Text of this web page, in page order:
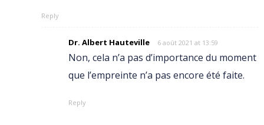
Reply
Dr. Albert Hauteville 6 août 2021 at 13:59
Non, cela n’a pas d’importance du moment
que l’empreinte n’a pas encore été faite.
Reply